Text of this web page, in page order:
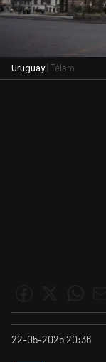
Uruguay| Télam
22-05-2025 20:36